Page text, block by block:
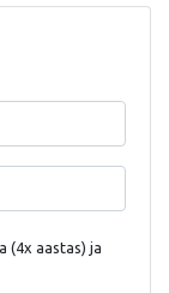
(4x aastas) ja